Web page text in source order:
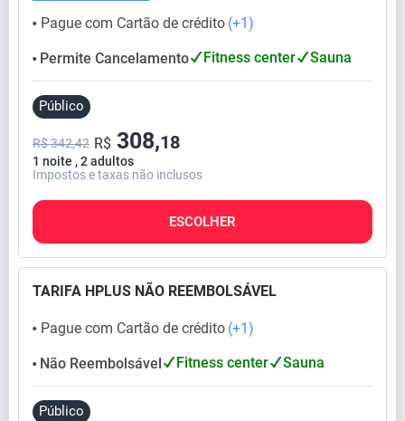
⬤ Pague com Cartão de crédito (+1)
⬤ Permite Cancelamento Fitness center Sauna
Público
1 noite , 2 adultos
R$ 342,42 R$ 308,18
Impostos e taxas não inclusos
ESCOLHER
TARIFA HPLUS NÃO REEMBOLSÁVEL
⬤ Pague com Cartão de crédito (+1)
⬤ Não Reembolsável Fitness center Sauna
Público